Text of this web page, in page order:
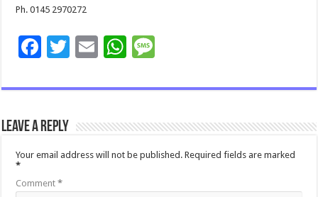
Ph. 0145 2970272
F
e
b
o
o
k
T
tt
E
ai
W
at
p
p
sa
e
Leave a Reply
Your email address will not be published. Required fields are marked
*
Comment*